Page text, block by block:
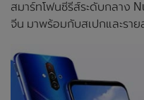
สมาร์ทโฟนซีรีส์ระดับกลาง
จีน มาพร้อมกับสเปกและรา